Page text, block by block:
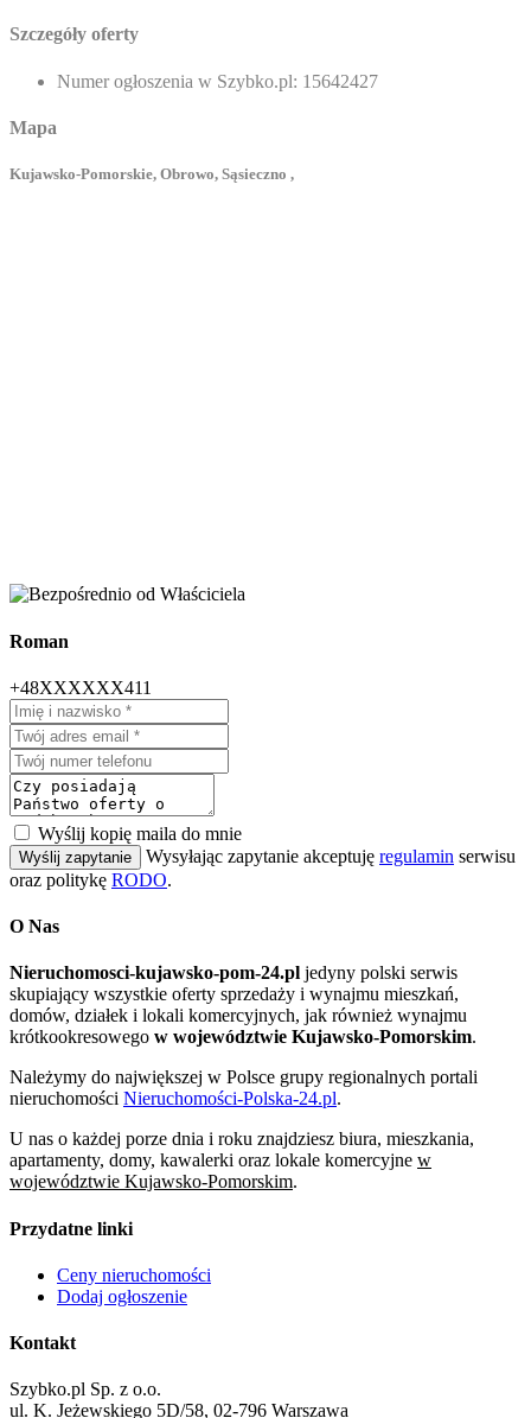
Szczegóły oferty
Numer ogłoszenia w Szybko.pl: 15642427
Mapa
Kujawsko-Pomorskie, Obrowo, Sąsieczno ,
Roman
+48XXXXXX411
Wyślij kopię maila do mnie
Wyślij zapytanie Wysyłając zapytanie akceptuję regulamin serwisu
oraz politykę RODO.
O Nas
Nieruchomosci-kujawsko-pom-24.pl jedyny polski serwis
skupiający wszystkie oferty sprzedaży i wynajmu mieszkań,
domów, działek i lokali komercyjnych, jak również wynajmu
krótkookresowego w województwie Kujawsko-Pomorskim.
Należymy do największej w Polsce grupy regionalnych portali
nieruchomości Nieruchomości-Polska-24.pl.
U nas o każdej porze dnia i roku znajdziesz biura, mieszkania,
apartamenty, domy, kawalerki oraz lokale komercyjne w
województwie Kujawsko-Pomorskim.
Przydatne linki
Ceny nieruchomości
Dodaj ogłoszenie
Kontakt
Szybko.pl Sp. z o.o.
ul. K. Jeżewskiego 5D/58, 02-796 Warszawa